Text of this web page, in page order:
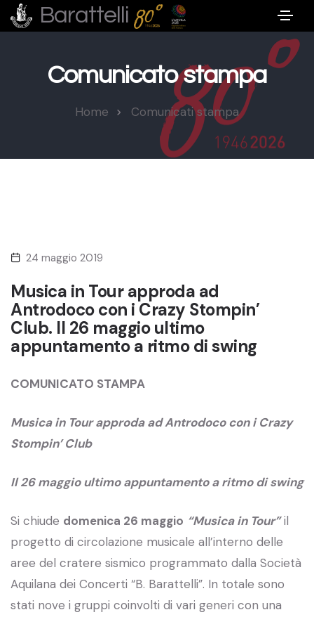
Barattelli
Comunicato stampa
Home Comunicati stampa
24 maggio 2019
Musica in Tour approda ad
Antrodoco con i Crazy Stompin’
Club. Il 26 maggio ultimo
appuntamento a ritmo di swing
COMUNICATO STAMPA
Musica in Tour approda ad Antrodoco con i Crazy
Stompin’ Club
Il 26 maggio ultimo appuntamento a ritmo di swing
Si chiude domenica 26 maggio “Musica in Tour”il
progetto di circolazione musicale all’interno delle
aree del cratere sismico programmato dalla Società
Aquilana dei Concerti “B. Barattelli”. In totale sono
stati nove i gruppi coinvolti di vari generi con una